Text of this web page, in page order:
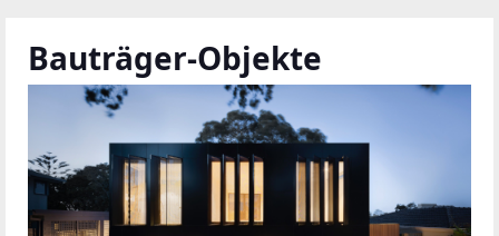
Bauträger-Objekte